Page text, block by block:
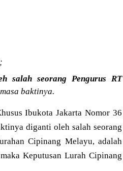
salah seorang Pengurus RT
baktinya.
Ibukota Jakarta Nomor 36
diganti oleh salah seorang
Cipinang Melayu, adalah
Keputusan Lurah Cipinang